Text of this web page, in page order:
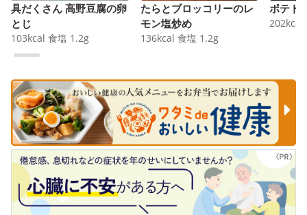
具だくさん 高野豆腐の卵
とじ
103kcal 食塩 1.2g
たらとブロッコリーのレ
モン塩炒め
136kcal 食塩 1.2g
ポテト
202kcal